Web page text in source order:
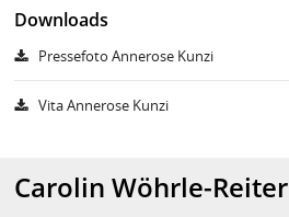
Downloads
Pressefoto Annerose Kunzi
Vita Annerose Kunzi
Carolin Wöhrle-Reiter